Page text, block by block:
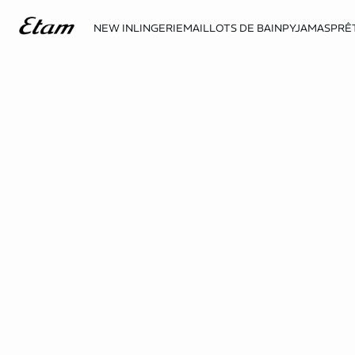
NEW INLINGERIEMAILLOTS DE BAINPYJAMAS